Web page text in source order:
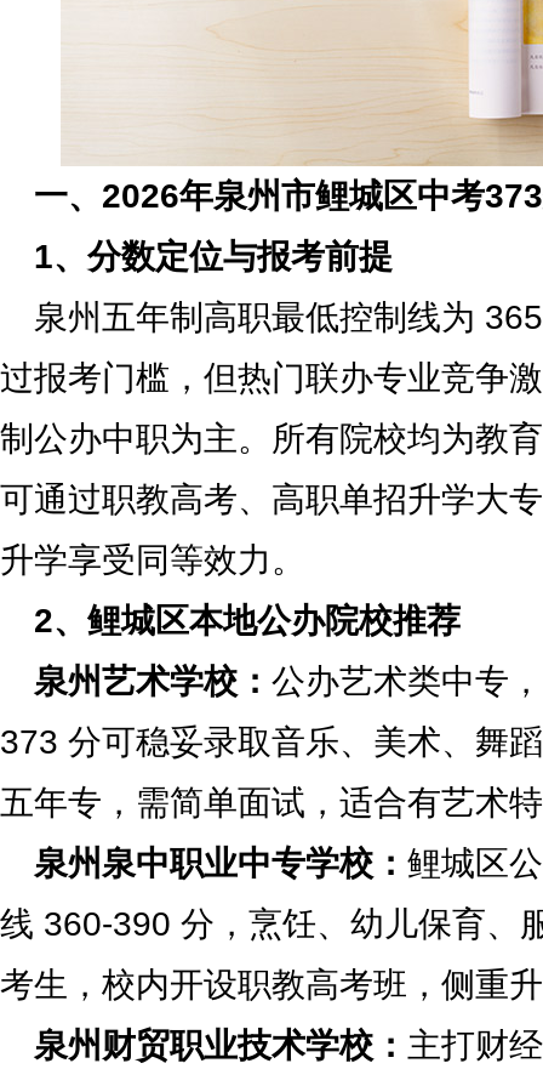
一、2026年泉州市鲤城区中考
1、分数定位与报考前提
泉州五年制高职最低控制线为
过报考门槛，但热门联办专业竞争
制公办中职为主。所有院校均为教
可通过职教高考、高职单招升学大
升学享受同等效力。
2、鲤城区本地公办院校推荐
泉州艺术学校： 公办艺术类中专
373 分可稳妥录取音乐、美术、舞
五年专，需简单面试，适合有艺术
泉州泉中职业中专学校： 鲤城区
线 360-390 分，烹饪、幼儿保育、
考生，校内开设职教高考班，侧重
泉州财贸职业技术学校： 主打财